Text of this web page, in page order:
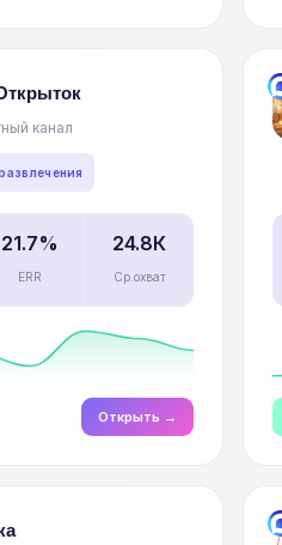
канал
21.7%
ERR
24.8К
Ср.охват
Открыть →